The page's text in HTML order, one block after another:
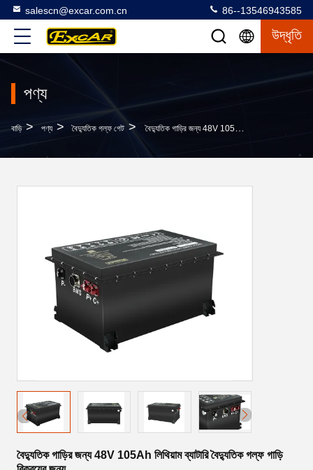
salescn@excar.com.cn 86--13546943585
উদ্ধৃতি
পণ্য
বাড়ি > পণ্য > বৈদ্যুতিক গল্ফ গেট > বৈদ্যুতিক গাড়ির জন্য 48V 105Ah লিথিয়াম ব্যাটারি বৈদ্যুতিক গল্ফ গাড়ি বিক্রয়ের জন্য
বৈদ্যুতিক গাড়ির জন্য 48V 105Ah লিথিয়াম ব্যাটারি বৈদ্যুতিক গল্ফ গাড়ি